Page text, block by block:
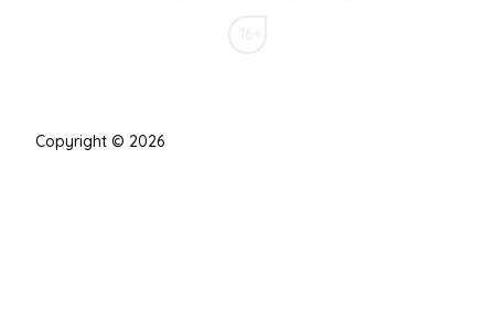
Copyright © 2026